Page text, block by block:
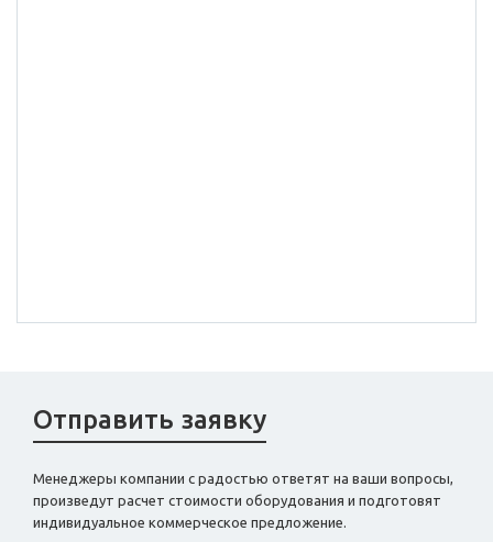
Отправить заявку
Менеджеры компании с радостью ответят на ваши вопросы,
произведут расчет стоимости оборудования и подготовят
индивидуальное коммерческое предложение.